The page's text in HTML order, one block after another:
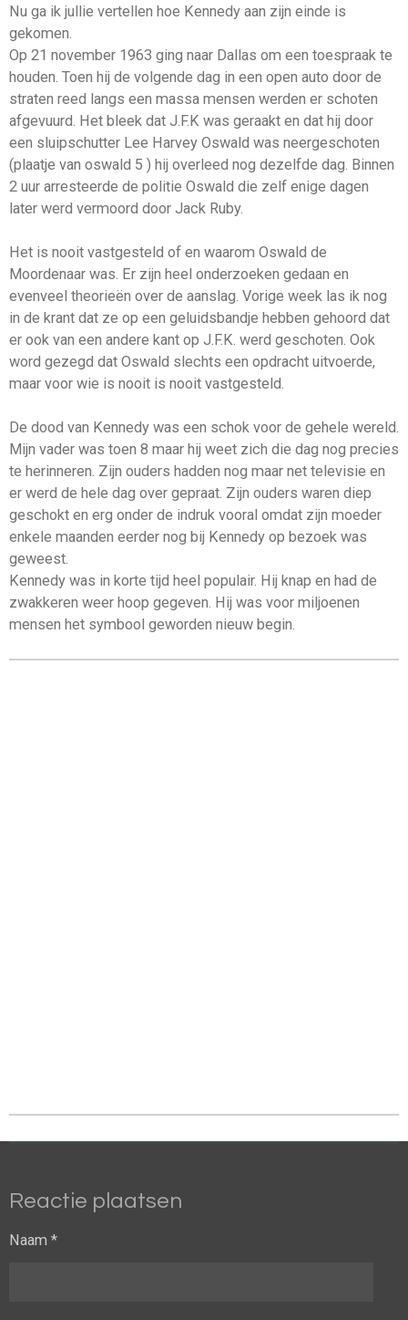
Nu ga ik jullie vertellen hoe Kennedy aan zijn einde is
gekomen.
Op 21 november 1963 ging naar Dallas om een toespraak te
houden. Toen hij de volgende dag in een open auto door de
straten reed langs een massa mensen werden er schoten
afgevuurd. Het bleek dat J.F.K was geraakt en dat hij door
een sluipschutter Lee Harvey Oswald was neergeschoten
(plaatje van oswald 5 ) hij overleed nog dezelfde dag. Binnen
2 uur arresteerde de politie Oswald die zelf enige dagen
later werd vermoord door Jack Ruby.
Het is nooit vastgesteld of en waarom Oswald de
Moordenaar was. Er zijn heel onderzoeken gedaan en
evenveel theorieën over de aanslag. Vorige week las ik nog
in de krant dat ze op een geluidsbandje hebben gehoord dat
er ook van een andere kant op J.F.K. werd geschoten. Ook
word gezegd dat Oswald slechts een opdracht uitvoerde,
maar voor wie is nooit is nooit vastgesteld.
De dood van Kennedy was een schok voor de gehele wereld.
Mijn vader was toen 8 maar hij weet zich die dag nog precies
te herinneren. Zijn ouders hadden nog maar net televisie en
er werd de hele dag over gepraat. Zijn ouders waren diep
geschokt en erg onder de indruk vooral omdat zijn moeder
enkele maanden eerder nog bij Kennedy op bezoek was
geweest.
Kennedy was in korte tijd heel populair. Hij knap en had de
zwakkeren weer hoop gegeven. Hij was voor miljoenen
mensen het symbool geworden nieuw begin.
Reactie plaatsen
Naam *